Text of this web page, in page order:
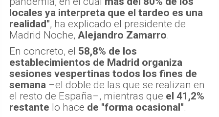
locales ya interpreta que el tardeo es una
realidad", ha explicado el presidente de
Madrid Noche, Alejandro Zamarro.
En concreto, el 58,8% de los
establecimientos de Madrid organiza
sesiones vespertinas todos los fines de
semana –el doble de las que se realizan en
el resto de España–, mientras que el 41,2%
restante lo hace de "forma ocasional".